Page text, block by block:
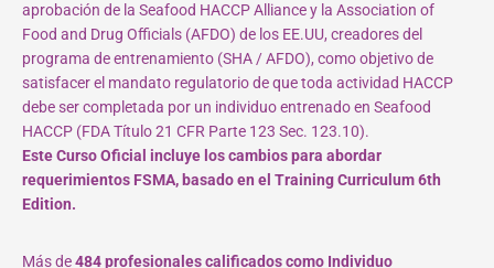
aprobación de la Seafood HACCP Alliance y la Association of
Food and Drug Officials (AFDO) de los EE.UU, creadores del
programa de entrenamiento (SHA / AFDO), como objetivo de
satisfacer el mandato regulatorio de que toda actividad HACCP
debe ser completada por un individuo entrenado en Seafood
HACCP (FDA Título 21 CFR Parte 123 Sec. 123.10).
Este Curso Oficial incluye los cambios para abordar
requerimientos FSMA, basado en el Training Curriculum 6th
Edition.
Más de484 profesionales calificados como Individuo